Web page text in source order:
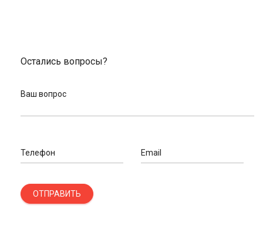
Остались вопросы?
Ваш вопрос
Телефон Email
ОТПРАВИТЬ